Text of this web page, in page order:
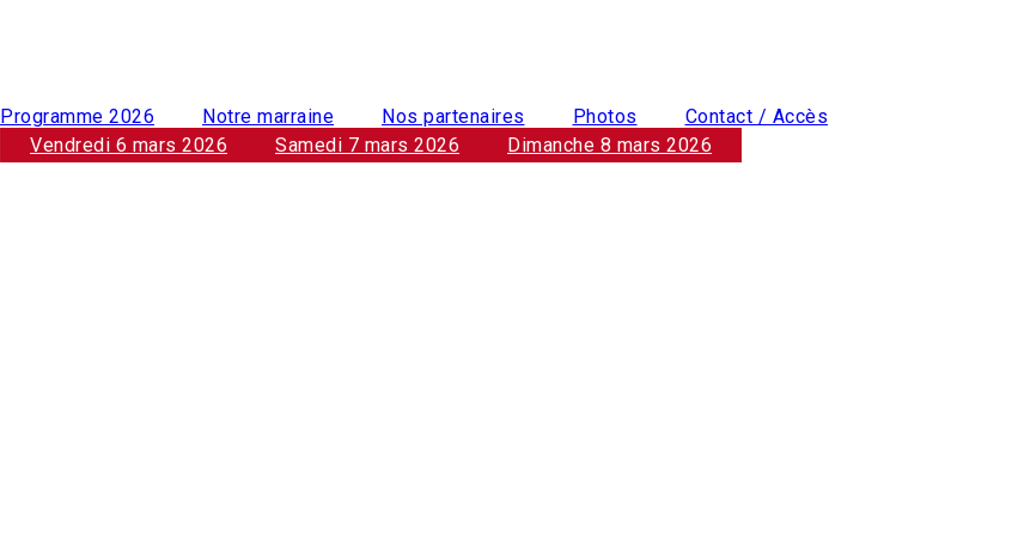
Programme 2026
Vendredi 6 mars 2026
Samedi 7 mars 2026 Dimanche 8 mars 2026
Notre marraine Nos partenaires Photos Contact / Accès